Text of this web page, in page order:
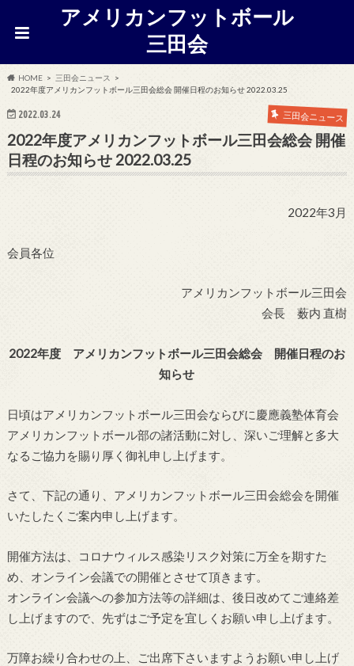
アメリカンフットボール
三田会
HOME
三田会ニュース
2022年度アメリカンフットボール三田会総会 開催日程のお知らせ 2022.03.25
2022.03.24 三田会ニュース
2022年度アメリカンフットボール三田会総会 開催
日程のお知らせ 2022.03.25
2022年3月
会員各位
アメリカンフットボール三田会
会長 薮内 直樹
2022年度 アメリカンフットボール三田会総会 開催日程のお
知らせ
日頃はアメリカンフットボール三田会ならびに慶應義塾体育会
アメリカンフットボール部の諸活動に対し、深いご理解と多大
なるご協力を賜り厚く御礼申し上げます。
さて、下記の通り、アメリカンフットボール三田会総会を開催
いたしたくご案内申し上げます。
開催方法は、コロナウィルス感染リスク対策に万全を期すた
め、オンライン会議での開催とさせて頂きます。
オンライン会議への参加方法等の詳細は、後日改めてご連絡差
し上げますので、先ずはご予定を宜しくお願い申し上げます。
万障お繰り合わせの上、ご出席下さいますようお願い申し上げ